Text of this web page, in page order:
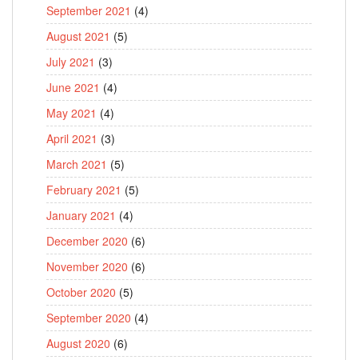
September 2021 (4)
August 2021 (5)
July 2021 (3)
June 2021 (4)
May 2021 (4)
April 2021 (3)
March 2021 (5)
February 2021 (5)
January 2021 (4)
December 2020 (6)
November 2020 (6)
October 2020 (5)
September 2020 (4)
August 2020 (6)